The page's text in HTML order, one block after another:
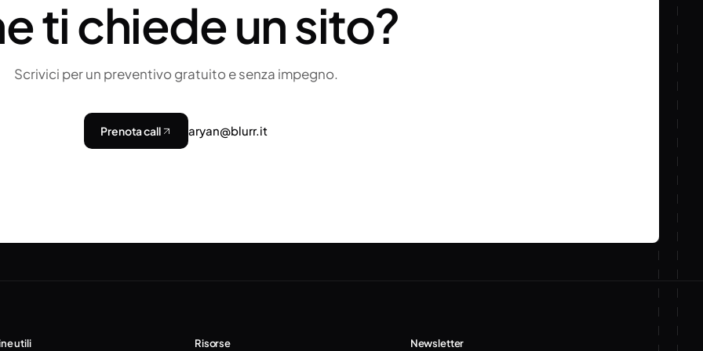
ti chiede un sito?
Scrivici per un preventivo gratuito e senza impegno.
Prenota call aryan@blurr.it
utili Risorse Newsletter